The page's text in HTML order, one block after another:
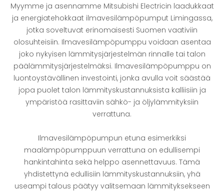
Myymme ja asennamme Mitsubishi Electricin laadukkaat
ja energiatehokkaat ilmavesilämpöpumput Limingassa,
jotka soveltuvat erinomaisesti Suomen vaativiin
olosuhteisiin. Ilmavesilämpöpumppu voidaan asentaa
joko nykyisen lämmitysjärjestelmän rinnalle tai talon
päälämmitysjärjestelmäksi. Ilmavesilämpöpumppu on
luontoystävällinen investointi, jonka avulla voit säästää
jopa puolet talon lämmityskustannuksista kalliisiin ja
ympäristöä rasittaviin sähkö- ja öljylämmityksiin
verrattuna.
Ilmavesilämpöpumpun etuna esimerkiksi
maalämpöpumppuun verrattuna on edullisempi
hankintahinta sekä helppo asennettavuus. Tämä
yhdistettynä edullisiin lämmityskustannuksiin, yhä
useampi talous päätyy valitsemaan lämmityksekseen